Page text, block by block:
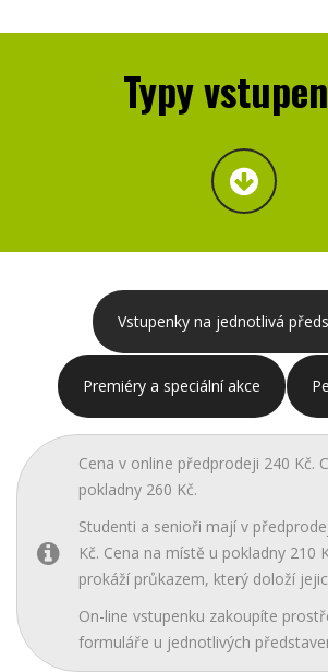
Typy
Vstupenky na jednotlivá
Premiéry a speciální akce
Cena v online předprodeji 240 Kč.
pokladny 260 Kč.
Studenti a senioři mají v
Kč. Cena na místě u pokladny 210
prokáží průkazem, který doloží
On-line vstupenku zakoupíte
formuláře u jednotlivých